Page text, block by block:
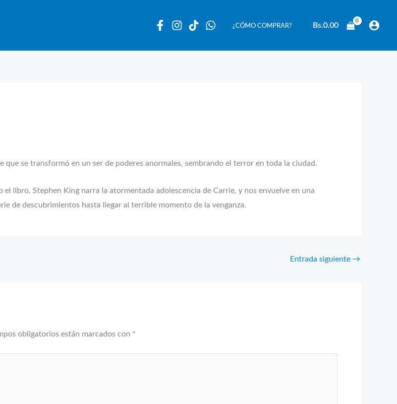
¿CÓMO COMPRAR? Bs.0.00
que se transformó en un ser de poderes anormales, sembrando el terror en toda la ciudad.
libro, Stephen King narra la atormentada adolescencia de Carrie, y nos envuelve en una
de descubrimientos hasta llegar al terrible momento de la venganza.
Entrada siguiente →
obligatorios están marcados con *